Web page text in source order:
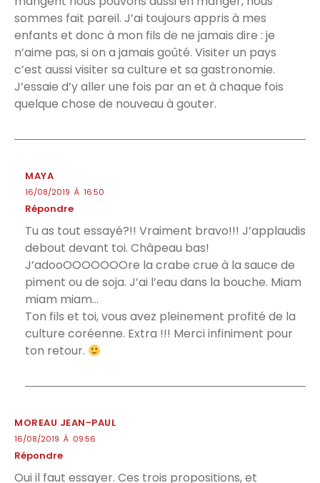
sommes fait pareil. J’ai toujours appris à mes
enfants et donc à mon fils de ne jamais dire : je
n’aime pas, si on a jamais goûté. Visiter un pays
c’est aussi visiter sa culture et sa gastronomie.
J’essaie d’y aller une fois par an et à chaque fois
quelque chose de nouveau à gouter.
MAYA
16/08/2019 À 16:50
Répondre
Tu as tout essayé?!! Vraiment bravo!!! J’applaudis
debout devant toi. Châpeau bas!
J’adooOOOOOOOre la crabe crue à la sauce de
piment ou de soja. J’ai l’eau dans la bouche. Miam
miam miam…
Ton fils et toi, vous avez pleinement profité de la
culture coréenne. Extra !!! Merci infiniment pour
ton retour.
MOREAU JEAN-PAUL
16/08/2019 À 09:56
Répondre
Oui il faut essayer. Ces trois propositions, et